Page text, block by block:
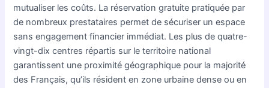
mutualiser les coûts. La réservation gratuite pratiquée par
de nombreux prestataires permet de sécuriser un espace
sans engagement financier immédiat. Les plus de quatre-
vingt-dix centres répartis sur le territoire national
garantissent une proximité géographique pour la majorité
des Français, qu’ils résident en zone urbaine dense ou en